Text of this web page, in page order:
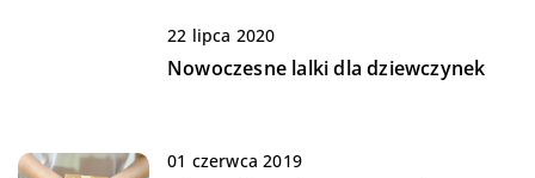
22 lipca 2020
Nowoczesne lalki dla dziewczynek
01 czerwca 2019